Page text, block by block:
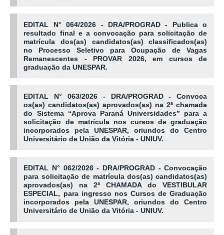
EDITAL N° 064/2026 - DRA/PROGRAD - Publica o
resultado final e a convocação para solicitação de
matrícula dos(as) candidatos(as) classificados(as)
no Processo Seletivo para Ocupação de Vagas
Remanescentes - PROVAR 2026, em cursos de
graduação da UNESPAR.
EDITAL N° 063/2026 - DRA/PROGRAD - Convoca
os(as) candidatos(as) aprovados(as) na 2ª chamada
do Sistema “Aprova Paraná Universidades” para a
solicitação de matrícula nos cursos de graduação
incorporados pela UNESPAR, oriundos do Centro
Universitário de União da Vitória - UNIUV.
EDITAL N° 062/2026 - DRA/PROGRAD - Convocação
para solicitação de matrícula dos(as) candidatos(as)
aprovados(as) na 2ª CHAMADA do VESTIBULAR
ESPECIAL, para ingresso nos Cursos de Graduação
incorporados pela UNESPAR, oriundos do Centro
Universitário de União da Vitória - UNIUV.